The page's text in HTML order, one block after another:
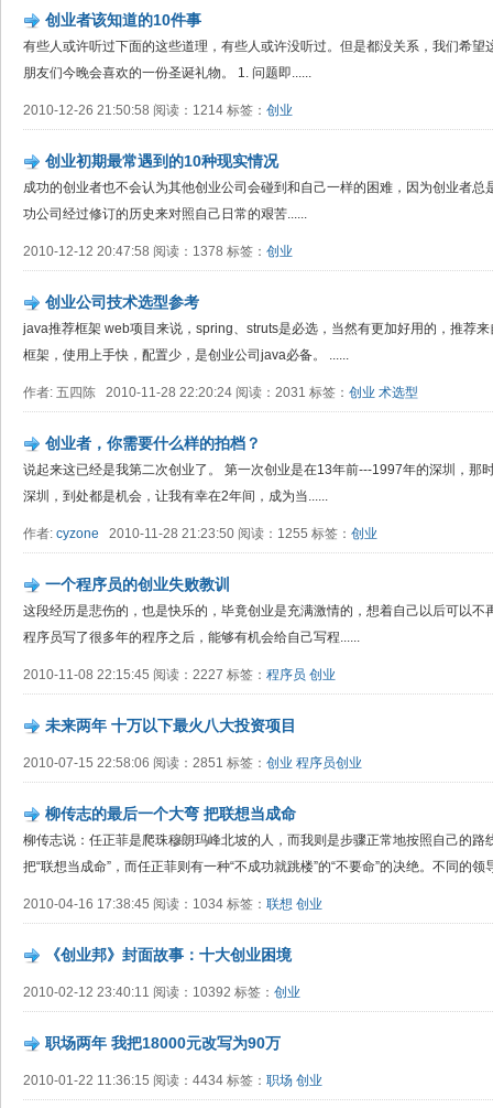
创业者该知道的10件事
有些人或许听过下面的这些道理，有些人或许没听过。但是都没关系，我们希
朋友们今晚会喜欢的一份圣诞礼物。 1. 问题即......
2010-12-26 21:50:58 阅读：1214 标签： 创业
创业初期最常遇到的10种现实情况
成功的创业者也不会认为其他创业公司会碰到和自己一样的困难，因为创业者
功公司经过修订的历史来对照自己日常的艰苦......
2010-12-12 20:47:58 阅读：1378 标签： 创业
创业公司技术选型参考
java推荐框架 web项目来说，spring、struts是必选，当然有更加好用的，推荐
框架，使用上手快，配置少，是创业公司java必备。 ......
作者: 五四陈 2010-11-28 22:20:24 阅读：2031 标签： 创业 术选型
创业者，你需要什么样的拍档？
说起来这已经是我第二次创业了。 第一次创业是在13年前---1997年的深圳，那
深圳，到处都是机会，让我有幸在2年间，成为当......
作者: cyzone 2010-11-28 21:23:50 阅读：1255 标签： 创业
一个程序员的创业失败教训
这段经历是悲伤的，也是快乐的，毕竟创业是充满激情的，想着自己以后可以
程序员写了很多年的程序之后，能够有机会给自己写程......
2010-11-08 22:15:45 阅读：2227 标签： 程序员 创业
未来两年 十万以下最火八大投资项目
2010-07-15 22:58:06 阅读：2851 标签： 创业 程序员创业
柳传志的最后一个大弯 把联想当成命
柳传志说：任正菲是爬珠穆朗玛峰北坡的人，而我则是步骤正常地按照自己的路
把“联想当成命”，而任正菲则有一种“不成功就跳楼”的“不要命”的决绝。不同的
2010-04-16 17:38:45 阅读：1034 标签： 联想 创业
《创业邦》封面故事：十大创业困境
2010-02-12 23:40:11 阅读：10392 标签： 创业
职场两年 我把18000元改写为90万
2010-01-22 11:36:15 阅读：4434 标签： 职场 创业